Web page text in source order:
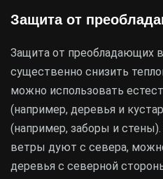
Защита от
Защита от преобладающих
существенно снизить
можно использовать
(например, деревья и
(например, заборы и
ветры дуют с севера,
деревья с северной